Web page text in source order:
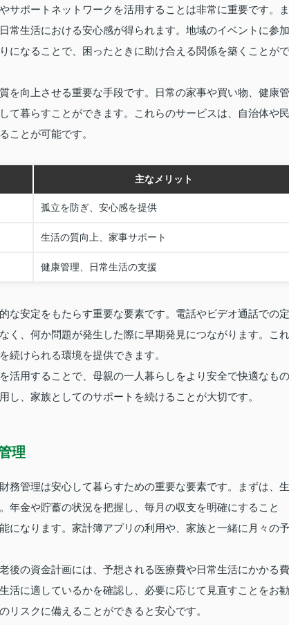
サポートネットワークを活用することは非常に重要です。ま
常生活における安心感が得られます。地域のイベントに参加
になることで、困ったときに助け合える関係を築くことがで
を向上させる重要な手段です。日常の家事や買い物、健康管
て暮らすことができます。これらのサービスは、自治体や民
ことが可能です。
主なメリット
孤立を防ぎ、安心感を提供
生活の質向上、家事サポート
健康管理、日常生活の支援
な安定をもたらす重要な要素です。電話やビデオ通話での定
く、何か問題が発生した際に早期発見につながります。これ
続けられる環境を提供できます。
活用することで、母親の一人暮らしをより安全で快適なもの
、家族としてのサポートを続けることが大切です。
理
務管理は安心して暮らすための重要な要素です。まずは、生
年金や貯蓄の状況を把握し、毎月の収支を明確にすること
になります。家計簿アプリの利用や、家族と一緒に月々の予
後の資金計画には、予想される医療費や日常生活にかかる費
活に適しているかを確認し、必要に応じて見直すことをお勧
スクに備えることができると安心です。